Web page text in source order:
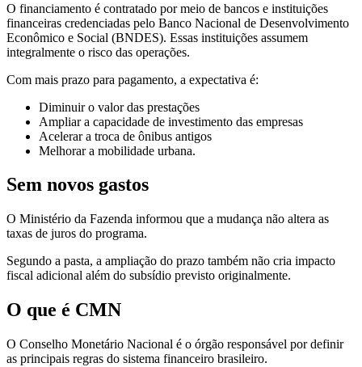
O financiamento é contratado por meio de bancos e instituições
financeiras credenciadas pelo Banco Nacional de Desenvolvimento
Econômico e Social (BNDES). Essas instituições assumem
integralmente o risco das operações.
Com mais prazo para pagamento, a expectativa é:
Diminuir o valor das prestações
Ampliar a capacidade de investimento das empresas
Acelerar a troca de ônibus antigos
Melhorar a mobilidade urbana.
Sem novos gastos
O Ministério da Fazenda informou que a mudança não altera as
taxas de juros do programa.
Segundo a pasta, a ampliação do prazo também não cria impacto
fiscal adicional além do subsídio previsto originalmente.
O que é CMN
O Conselho Monetário Nacional é o órgão responsável por definir
as principais regras do sistema financeiro brasileiro.